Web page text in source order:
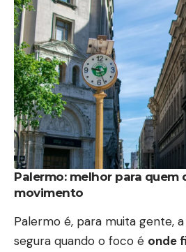
Palermo: melhor para quem
movimento
Palermo é, para muita gente,
segura quando o foco é onde